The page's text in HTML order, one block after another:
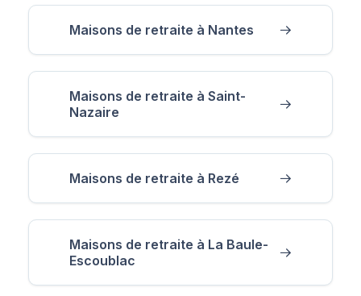
Maisons de retraite à Nantes
Maisons de retraite à Saint-
Nazaire
Maisons de retraite à Rezé
Maisons de retraite à La Baule-
Escoublac